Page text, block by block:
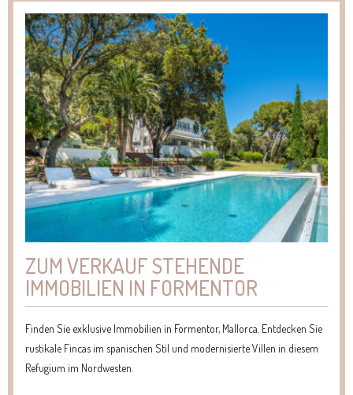
ZUM VERKAUF STEHENDE
IMMOBILIEN IN FORMENTOR
Finden Sie exklusive Immobilien in Formentor, Mallorca. Entdecken Sie
rustikale Fincas im spanischen Stil und modernisierte Villen in diesem
Refugium im Nordwesten.